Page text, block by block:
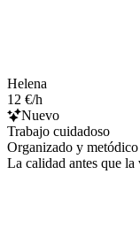
Helena
12 €/h
Nuevo
Trabajo cuidadoso
Organizado y metódico
La calidad antes que la